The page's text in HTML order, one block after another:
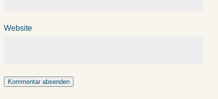
Website